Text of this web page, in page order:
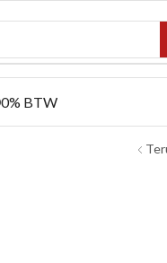
0% BTW